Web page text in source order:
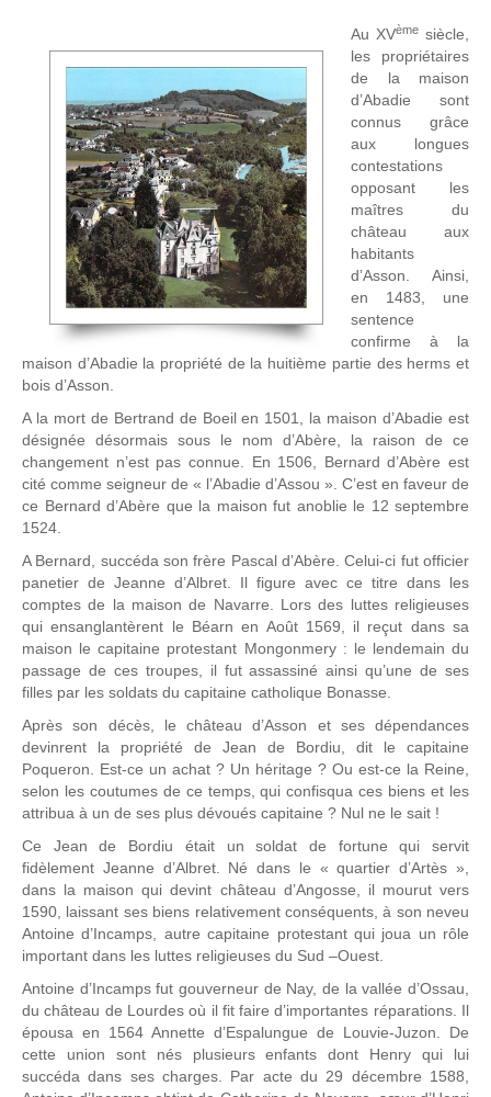
Au XVème siècle,
les propriétaires
de la maison
d’Abadie sont
connus grâce
aux longues
contestations
opposant les
maîtres du
château aux
habitants
d’Asson. Ainsi,
en 1483, une
sentence
confirme à la
maison d’Abadie la propriété de la huitième partie des herms et
bois d’Asson.
A la mort de Bertrand de Boeil en 1501, la maison d’Abadie est
désignée désormais sous le nom d’Abère, la raison de ce
changement n’est pas connue. En 1506, Bernard d’Abère est
cité comme seigneur de « l’Abadie d’Assou ». C’est en faveur de
ce Bernard d’Abère que la maison fut anoblie le 12 septembre
1524.
A Bernard, succéda son frère Pascal d’Abère. Celui-ci fut officier
panetier de Jeanne d’Albret. Il figure avec ce titre dans les
comptes de la maison de Navarre. Lors des luttes religieuses
qui ensanglantèrent le Béarn en Août 1569, il reçut dans sa
maison le capitaine protestant Mongonmery : le lendemain du
passage de ces troupes, il fut assassiné ainsi qu’une de ses
filles par les soldats du capitaine catholique Bonasse.
Après son décès, le château d’Asson et ses dépendances
devinrent la propriété de Jean de Bordiu, dit le capitaine
Poqueron. Est-ce un achat ? Un héritage ? Ou est-ce la Reine,
selon les coutumes de ce temps, qui confisqua ces biens et les
attribua à un de ses plus dévoués capitaine ? Nul ne le sait !
Ce Jean de Bordiu était un soldat de fortune qui servit
fidèlement Jeanne d’Albret. Né dans le « quartier d’Artès »,
dans la maison qui devint château d’Angosse, il mourut vers
1590, laissant ses biens relativement conséquents, à son neveu
Antoine d’Incamps, autre capitaine protestant qui joua un rôle
important dans les luttes religieuses du Sud –Ouest.
Antoine d’Incamps fut gouverneur de Nay, de la vallée d’Ossau,
du château de Lourdes où il fit faire d’importantes réparations. Il
épousa en 1564 Annette d’Espalungue de Louvie-Juzon. De
cette union sont nés plusieurs enfants dont Henry qui lui
succéda dans ses charges. Par acte du 29 décembre 1588,